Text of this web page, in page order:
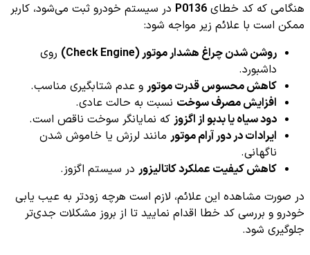
هنگامی که کد خطای P0136 در سیستم خودرو ثبت می‌شود، کاربر
ممکن است با علائم زیر مواجه شود:
روشن شدن چراغ هشدار موتور (Check Engine)
روی
داشبورد.
کاهش محسوس قدرت موتور و عدم شتابگیری مناسب.
افزایش مصرف سوخت نسبت به حالت عادی.
دود سیاه یا بدبو از اگزوز که نمایانگر سوخت ناقص است.
ایرادات در دور آرام موتور مانند لرزش یا خاموش شدن
ناگهانی.
کاهش کیفیت عملکرد کاتالیزور در سیستم اگزوز.
در صورت مشاهده این علائم، لازم است هرچه زودتر به عیب یابی
خودرو و بررسی کد خطا اقدام نمایید تا از بروز مشکلات جدی‌تر
جلوگیری شود.